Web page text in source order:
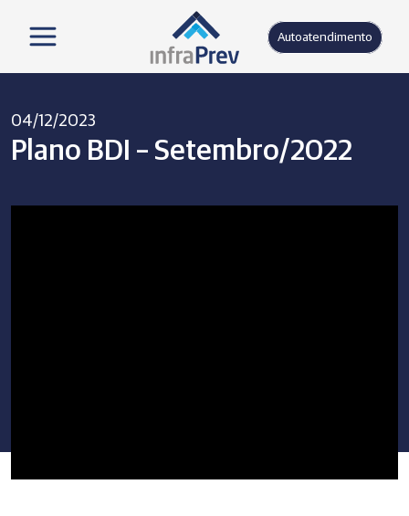
Autoatendimento
04/12/2023
Plano BDI – Setembro/2022